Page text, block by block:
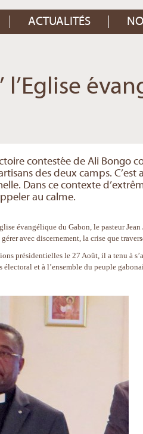
ACTUALITÉS
l’Eglise
contestée de Ali Bongo
des deux camps. C’est
Dans ce contexte
au calme.
évangélique du Gabon, le pasteur Jean
avec discernement, la crise que
présidentielles le 27 Août, il a tenu à
et à l’ensemble du peuple